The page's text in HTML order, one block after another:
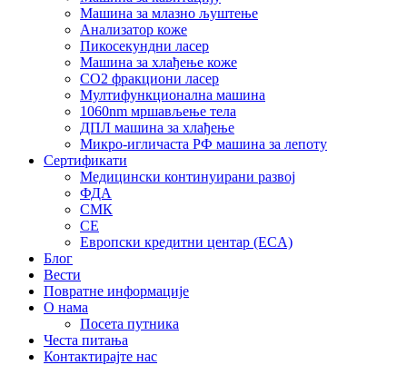
Машина за млазно љуштење
Анализатор коже
Пикосекундни ласер
Машина за хлађење коже
CO2 фракциони ласер
Мултифункционална машина
1060nm мршављење тела
ДПЛ машина за хлађење
Микро-игличаста РФ машина за лепоту
Сертификати
Медицински континуирани развој
ФДА
СМК
CE
Европски кредитни центар (ECA)
Блог
Вести
Повратне информације
О нама
Посета путника
Честа питања
Контактирајте нас